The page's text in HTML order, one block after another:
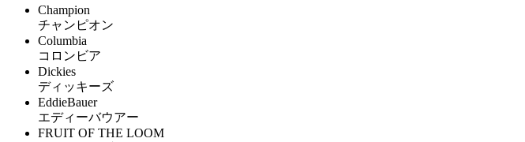
Champion
チャンピオン
Columbia
コロンビア
Dickies
ディッキーズ
EddieBauer
エディーバウアー
FRUIT OF THE LOOM